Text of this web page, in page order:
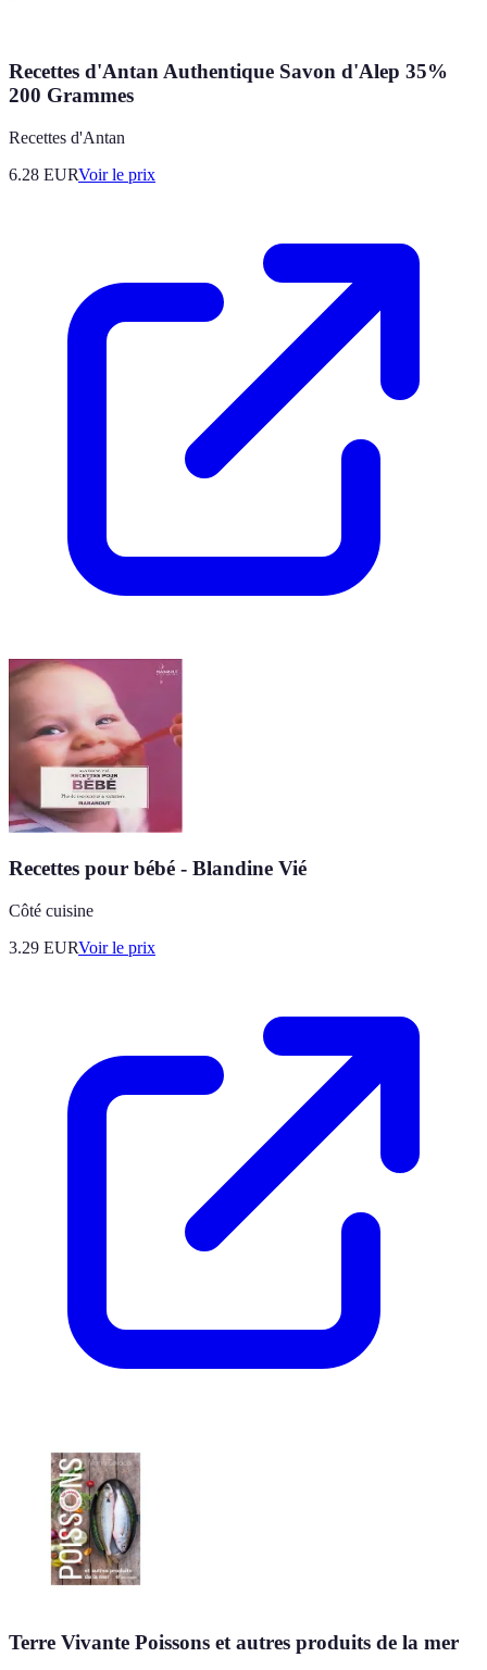
Recettes d'Antan Authentique Savon d'Alep 35%
200 Grammes
Recettes d'Antan
6.28 EURVoir le prix
Recettes pour bébé - Blandine Vié
Côté cuisine
3.29 EURVoir le prix
Terre Vivante Poissons et autres produits de la mer